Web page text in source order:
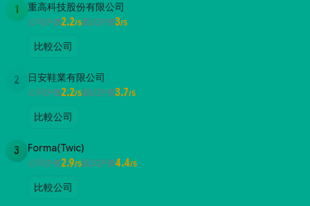
1 重高科技股份有限公司
公司評價2.2/5面試評價3/5
比較公司
2 日安鞋業有限公司
公司評價2.2/5面試評價3.7/5
比較公司
3 Forma(Twic)
公司評價2.9/5面試評價4.4/5
比較公司